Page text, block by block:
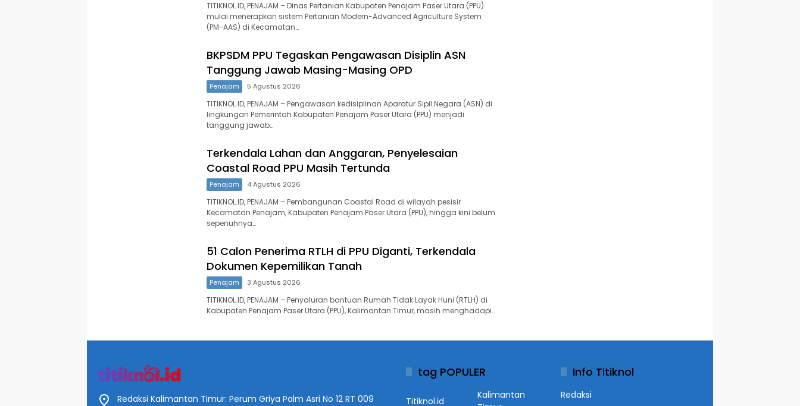
TITIKNOL.ID, PENAJAM – Dinas Pertanian Kabupaten Penajam Paser Utara (PPU)
mulai menerapkan sistem Pertanian Modern-Advanced Agriculture System
(PM-AAS) di Kecamatan…
BKPSDM PPU Tegaskan Pengawasan Disiplin ASN
Tanggung Jawab Masing-Masing OPD
Penajam 5 Agustus 2026
TITIKNOL.ID, PENAJAM – Pengawasan kedisiplinan Aparatur Sipil Negara (ASN) di
lingkungan Pemerintah Kabupaten Penajam Paser Utara (PPU) menjadi
tanggung jawab…
Terkendala Lahan dan Anggaran, Penyelesaian
Coastal Road PPU Masih Tertunda
Penajam 4 Agustus 2026
TITIKNOL.ID, PENAJAM – Pembangunan Coastal Road di wilayah pesisir
Kecamatan Penajam, Kabupaten Penajam Paser Utara (PPU), hingga kini belum
sepenuhnya…
51 Calon Penerima RTLH di PPU Diganti, Terkendala
Dokumen Kepemilikan Tanah
Penajam 3 Agustus 2026
TITIKNOL.ID, PENAJAM – Penyaluran bantuan Rumah Tidak Layak Huni (RTLH) di
Kabupaten Penajam Paser Utara (PPU), Kalimantan Timur, masih menghadapi…
Redaksi Kalimantan Timur: Perum Griya Palm Asri No 12 RT 009
tag POPULER
Titiknol.id
Kalimantan
Info Titiknol
Redaksi